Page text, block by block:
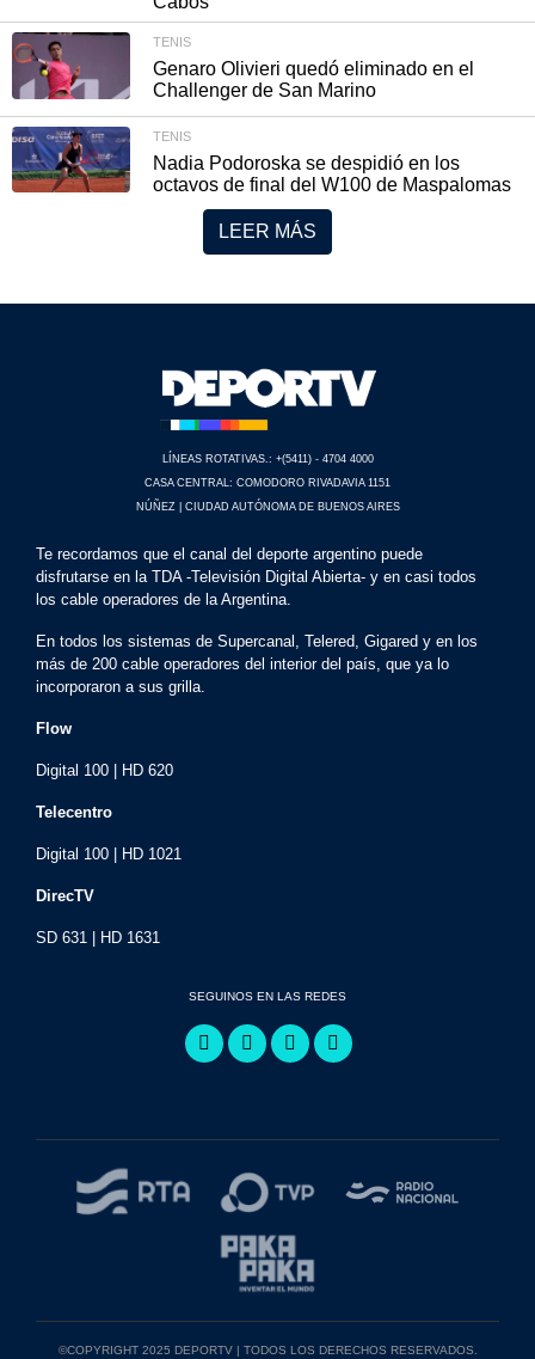
TENIS
Genaro Olivieri quedó eliminado en el
Challenger de San Marino
TENIS
Nadia Podoroska se despidió en los
octavos de final del W100 de Maspalomas
LEER MÁS
LÍNEAS ROTATIVAS.: +(5411) - 4704 4000
CASA CENTRAL: COMODORO RIVADAVIA 1151
NÚÑEZ | CIUDAD AUTÓNOMA DE BUENOS AIRES
Te recordamos que el canal del deporte argentino puede
disfrutarse en la TDA -Televisión Digital Abierta- y en casi todos
los cable operadores de la Argentina.
En todos los sistemas de Supercanal, Telered, Gigared y en los
más de 200 cable operadores del interior del país, que ya lo
incorporaron a sus grilla.
Flow
Digital 100 | HD 620
Telecentro
Digital 100 | HD 1021
DirecTV
SD 631 | HD 1631
SEGUINOS EN LAS REDES
©COPYRIGHT 2025 DEPORTV | TODOS LOS DERECHOS RESERVADOS.